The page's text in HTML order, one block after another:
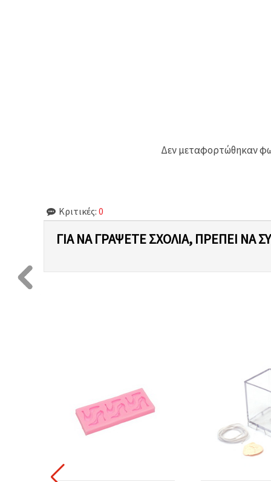
Δεν μεταφορτώθηκαν
Κριτικές: 0
ΓΙΑ ΝΑ ΓΡΆΨΕΤΕ ΣΧΌΛΙΑ, ΠΡΈΠΕΙ ΝΑ